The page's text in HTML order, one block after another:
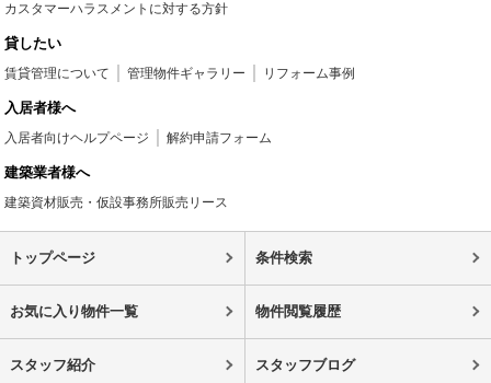
カスタマーハラスメントに対する方針
貸したい
賃貸管理について 管理物件ギャラリー リフォーム事例
入居者様へ
入居者向けヘルプページ 解約申請フォーム
建築業者様へ
建築資材販売・仮設事務所販売リース
トップページ 条件検索
お気に入り物件一覧 物件閲覧履歴
スタッフ紹介 スタッフブログ